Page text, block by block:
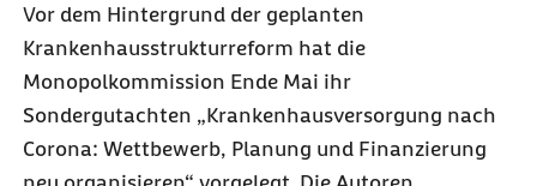
Vor dem Hintergrund der geplanten
Krankenhausstrukturreform hat die
Monopolkommission Ende Mai ihr
Sondergutachten „Krankenhausversorgung nach
Corona: Wettbewerb, Planung und Finanzierung